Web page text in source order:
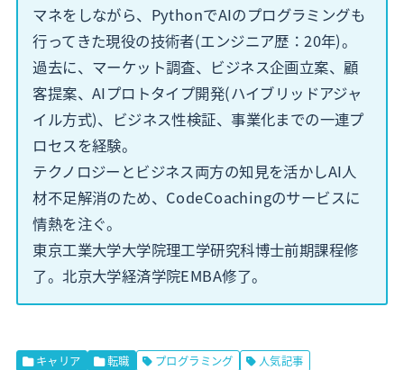
マネをしながら、PythonでAIのプログラミングも
行ってきた現役の技術者(エンジニア歴：20年)。
過去に、マーケット調査、ビジネス企画立案、顧
客提案、AIプロトタイプ開発(ハイブリッドアジャ
イル方式)、ビジネス性検証、事業化までの一連プ
ロセスを経験。
テクノロジーとビジネス両方の知見を活かしAI人
材不足解消のため、CodeCoachingのサービスに
情熱を注ぐ。
東京工業大学大学院理工学研究科博士前期課程修
了。北京大学経済学院EMBA修了。
キャリア 転職 プログラミング 人気記事